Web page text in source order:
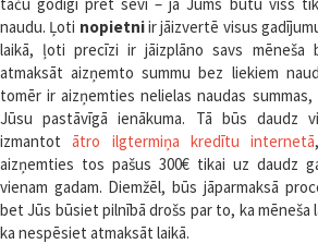
naudu. Ļoti nopietniir jāizvertē visus
laikā, ļoti precīzi ir jāizplāno savs mēneša
atmaksāt aizņemto summu bez liekiem
tomēr ir aizņemties nelielas naudas
Jūsu pastāvīgā ienākuma. Tā būs daudz
izmantotātro ilgtermiņa kredītu internetā
aizņemties tos pašus 300€ tikai uz daudz
vienam gadam. Diemžēl, būs jāparmaksā
bet Jūs būsiet pilnībā drošs par to, ka mēneša
ka nespēsiet atmaksāt laikā.